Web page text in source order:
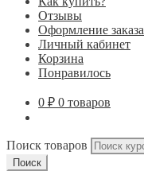
Отзывы
Оформление заказа
Личный кабинет
Корзина
Понравилось
0 ₽ 0 товаров
Поиск товаров
Поиск